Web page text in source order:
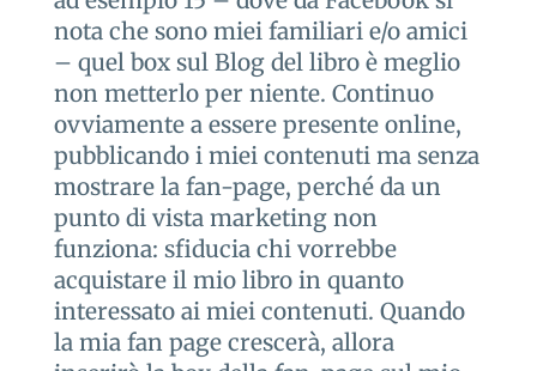
nota che sono miei familiari e/o amici
– quel box sul Blog del libro è meglio
non metterlo per niente. Continuo
ovviamente a essere presente online,
pubblicando i miei contenuti ma senza
mostrare la fan-page, perché da un
punto di vista marketing non
funziona: sfiducia chi vorrebbe
acquistare il mio libro in quanto
interessato ai miei contenuti. Quando
la mia fan page crescerà, allora